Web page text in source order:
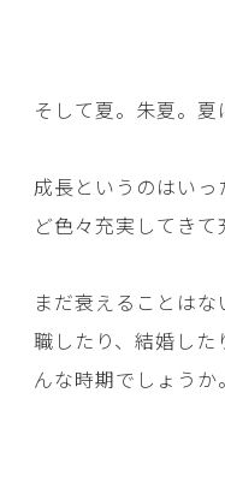
そして夏。朱夏。夏
成長というのはいっ
ど色々充実してきて
まだ衰えることは
職したり、結婚した
んな時期でしょうか。